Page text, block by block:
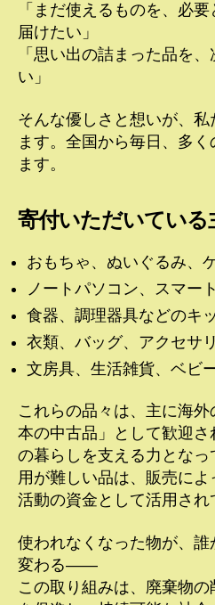
「まだ使えるものを、必
届けたい」
「思い出の詰まった品を
い」
そんな優しさと想いが、
ます。全国から毎日、多
ます。
寄付いただいている
おもちゃ、ぬいぐるみ、
ノートパソコン、スマー
食器、調理器具などのキ
衣類、バッグ、アクセサ
文房具、生活雑貨、ベ
これらの品々は、主に海
本の中古品」として歓迎
の暮らしを支える力となっ
用が難しい品は、販売に
活動の資金として活用され
使われなくなった物が、
変わる――
この取り組みは、廃棄物